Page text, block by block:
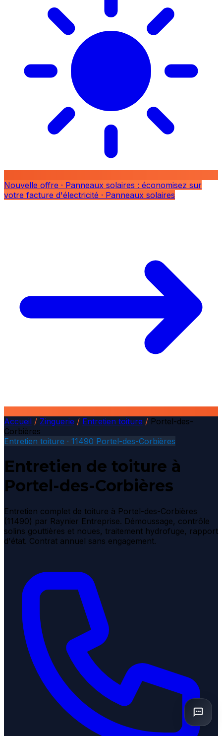
Nouvelle offre · Panneaux solaires : économisez sur
votre facture d'électricité · Panneaux solaires
Accueil / Zinguerie / Entretien toiture / Portel-des-
Corbières
Entretien toiture · 11490 Portel-des-Corbières
Entretien de toiture à
Portel-des-Corbières
Entretien complet de toiture à Portel-des-Corbières
(11490) par Raynier Entreprise. Démoussage, contrôle
solins gouttières et noues, traitement hydrofuge, rapport
d'état. Contrat annuel sans engagement.